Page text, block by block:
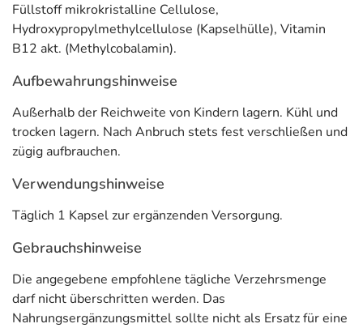
Füllstoff mikrokristalline Cellulose,
Hydroxypropylmethylcellulose (Kapselhülle), Vitamin
B12 akt. (Methylcobalamin).
Aufbewahrungshinweise
Außerhalb der Reichweite von Kindern lagern. Kühl und
trocken lagern. Nach Anbruch stets fest verschließen und
zügig aufbrauchen.
Verwendungshinweise
Täglich 1 Kapsel zur ergänzenden Versorgung.
Gebrauchshinweise
Die angegebene empfohlene tägliche Verzehrsmenge
darf nicht überschritten werden. Das
Nahrungsergänzungsmittel sollte nicht als Ersatz für eine